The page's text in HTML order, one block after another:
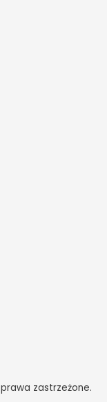
zastrzeżone.